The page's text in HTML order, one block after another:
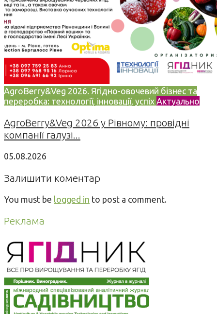
AgroBerry&Veg 2026. Ягідно-овочевий бізнес та
переробка: технології, інновації, успіх Актуально
AgroBerry&Veg 2026 у Рівному: провідні
компанії галузі...
05.08.2026
Залишити коментар
You must be logged in to post a comment.
Реклама